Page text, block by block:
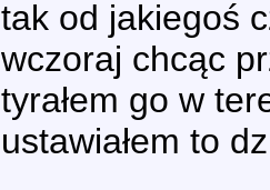
tak od jakiegoś
wczoraj chcąc
tyrałem go w
ustawiałem to